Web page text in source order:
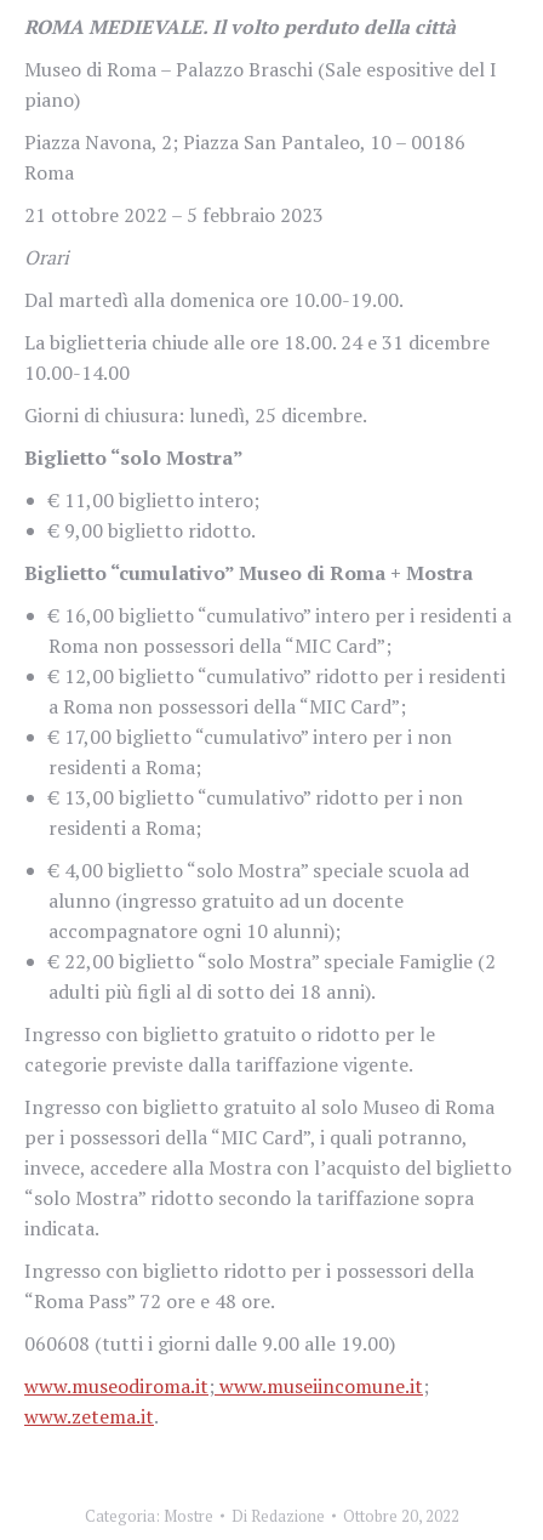
ROMA MEDIEVALE. Il volto perduto della città
Museo di Roma – Palazzo Braschi (Sale espositive del I
piano)
Piazza Navona, 2; Piazza San Pantaleo, 10 – 00186
Roma
21 ottobre 2022 – 5 febbraio 2023
Orari
Dal martedì alla domenica ore 10.00-19.00.
La biglietteria chiude alle ore 18.00. 24 e 31 dicembre
10.00-14.00
Giorni di chiusura: lunedì, 25 dicembre.
Biglietto “solo Mostra”
€ 11,00 biglietto intero;
€ 9,00 biglietto ridotto.
Biglietto “cumulativo” Museo di Roma + Mostra
€ 16,00 biglietto “cumulativo” intero per i residenti a
Roma non possessori della “MIC Card”;
€ 12,00 biglietto “cumulativo” ridotto per i residenti
a Roma non possessori della “MIC Card”;
€ 17,00 biglietto “cumulativo” intero per i non
residenti a Roma;
€ 13,00 biglietto “cumulativo” ridotto per i non
residenti a Roma;
€ 4,00 biglietto “solo Mostra” speciale scuola ad
alunno (ingresso gratuito ad un docente
accompagnatore ogni 10 alunni);
€ 22,00 biglietto “solo Mostra” speciale Famiglie (2
adulti più figli al di sotto dei 18 anni).
Ingresso con biglietto gratuito o ridotto per le
categorie previste dalla tariffazione vigente.
Ingresso con biglietto gratuito al solo Museo di Roma
per i possessori della “MIC Card”, i quali potranno,
invece, accedere alla Mostra con l’acquisto del biglietto
“solo Mostra” ridotto secondo la tariffazione sopra
indicata.
Ingresso con biglietto ridotto per i possessori della
“Roma Pass” 72 ore e 48 ore.
060608 (tutti i giorni dalle 9.00 alle 19.00)
www.museodiroma.it; www.museiincomune.it;
www.zetema.it.
Categoria: Mostre Di Redazione
Ottobre 20, 2022